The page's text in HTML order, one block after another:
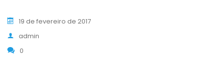
19 de fevereiro de 2017
admin
0